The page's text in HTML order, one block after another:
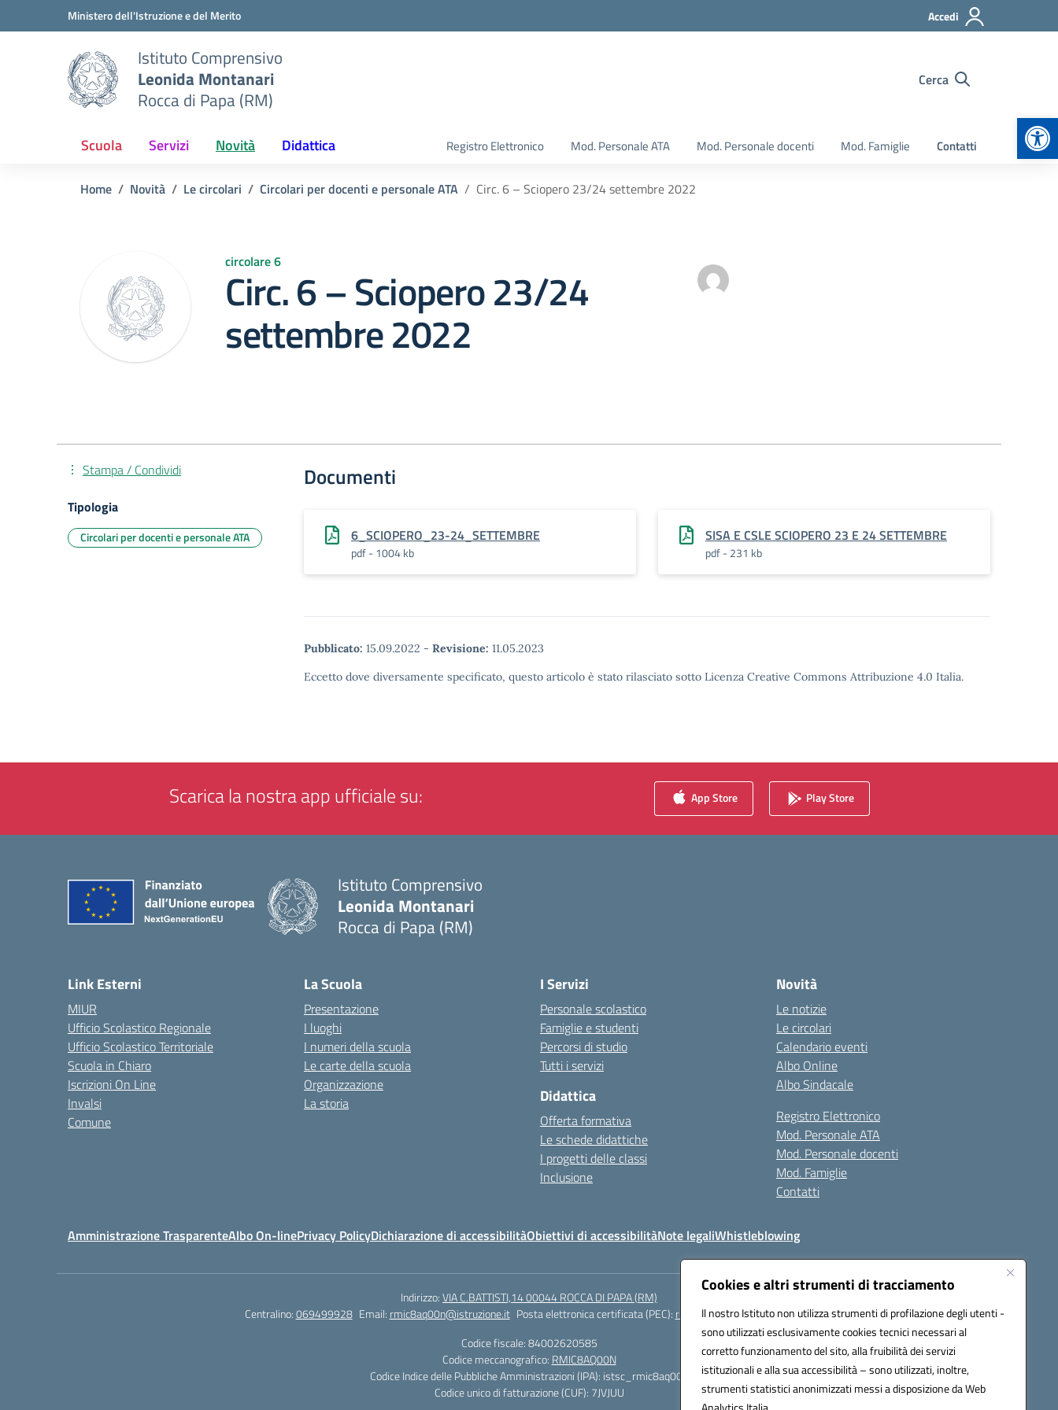
Cookies e altri strumenti di tracciamento
Il nostro Istituto non utilizza strumenti di profilazione degli utenti -
sono utilizzati esclusivamente cookies tecnici necessari al
corretto funzionamento del sito, alla fruibilità dei servizi
istituzionali e alla sua accessibilità – sono utilizzati, inoltre,
strumenti statistici anonimizzati messi a disposizione da Web
Vai ai contenuti
Vai al menu di navigazioneMinistero dell'Istruzione e del Merito Accedi
Istituto Comprensivo
Leonida Montanari
Rocca di Papa (RM)
Cerca
Scuola Servizi Novità Didattica Registro Elettronico Mod. Personale ATA Mod. Personale docenti Mod. Famiglie Contatti
Home Novità Le circolari Circolari per docenti e personale ATA Circ. 6 – Sciopero 23/24 settembre 2022
circolare 6
Circ. 6 – Sciopero 23/24
settembre 2022
Documenti
6_SCIOPERO_23-24_SETTEMBRE
pdf - 1004 kb
SISA E CSLE SCIOPERO 23 E 24 SETTEMBRE
pdf - 231 kb
Pubblicato: 15.09.2022 - Revisione: 11.05.2023
Eccetto dove diversamente specificato, questo articolo è stato rilasciato sotto Licenza Creative Commons Attribuzione 4.0 Italia.
Stampa / Condividi
Tipologia
Circolari per docenti e personale ATA
Scarica la nostra app ufficiale su: App Store Play Store
Istituto Comprensivo
Leonida Montanari
Rocca di Papa (RM)
Link Esterni
MIUR
Ufficio Scolastico Regionale
Ufficio Scolastico Territoriale
Scuola in Chiaro
Iscrizioni On Line
Invalsi
Comune
La Scuola
Presentazione
I luoghi
I numeri della scuola
Le carte della scuola
Organizzazione
La storia
I Servizi
Personale scolastico
Famiglie e studenti
Percorsi di studio
Tutti i servizi
Didattica
Offerta formativa
Le schede didattiche
I progetti delle classi
Inclusione
Novità
Le notizie
Le circolari
Calendario eventi
Albo Online
Albo Sindacale
Registro Elettronico
Mod. Personale ATA
Mod. Personale docenti
Mod. Famiglie
Contatti
Amministrazione TrasparenteAlbo On-linePrivacy PolicyDichiarazione di accessibilitàObiettivi di accessibilitàNote legaliWhistleblowing
Indirizzo:VIA C.BATTISTI,14 00044 ROCCA DI PAPA (RM)
Centralino:069499928 Email: rmic8aq00n@istruzione.it Posta elettronica certificata (PEC): rmic8aq00n@pec.istruzione.it
Codice fiscale: 84002620585
Codice meccanografico: RMIC8AQ00N
Codice Indice delle Pubbliche Amministrazioni (IPA): istsc_rmic8aq00n
Codice unico di fatturazione (CUF): 7JVJUU